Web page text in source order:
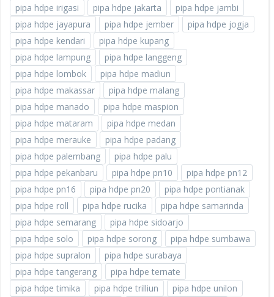
pipa hdpe irigasi
pipa hdpe jakarta
pipa hdpe jambi
pipa hdpe jayapura
pipa hdpe jember
pipa hdpe jogja
pipa hdpe kendari
pipa hdpe kupang
pipa hdpe lampung
pipa hdpe langgeng
pipa hdpe lombok
pipa hdpe madiun
pipa hdpe makassar
pipa hdpe malang
pipa hdpe manado
pipa hdpe maspion
pipa hdpe mataram
pipa hdpe medan
pipa hdpe merauke
pipa hdpe padang
pipa hdpe palembang
pipa hdpe palu
pipa hdpe pekanbaru
pipa hdpe pn10
pipa hdpe pn12
pipa hdpe pn16
pipa hdpe pn20
pipa hdpe pontianak
pipa hdpe roll
pipa hdpe rucika
pipa hdpe samarinda
pipa hdpe semarang
pipa hdpe sidoarjo
pipa hdpe solo
pipa hdpe sorong
pipa hdpe sumbawa
pipa hdpe supralon
pipa hdpe surabaya
pipa hdpe tangerang
pipa hdpe ternate
pipa hdpe timika
pipa hdpe trilliun
pipa hdpe unilon